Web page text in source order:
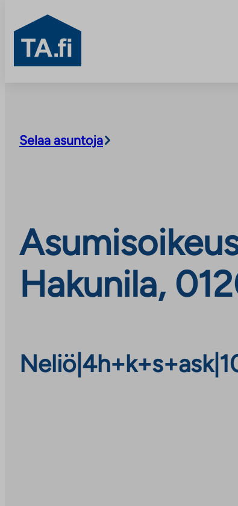
TA.fi
Selaa asuntoja
Hakunila,
Neliö| 4h+k+s+ask|